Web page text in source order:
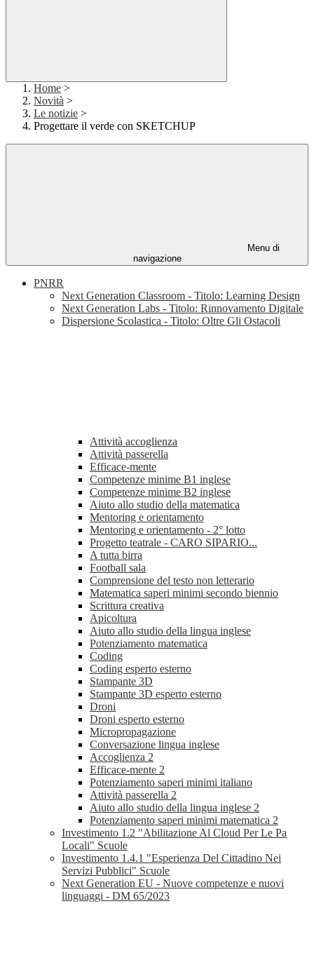
Home >
Novità >
Le notizie >
Progettare il verde con SKETCHUP
Menu di
navigazione
PNRR
Next Generation Classroom - Titolo: Learning Design
Next Generation Labs - Titolo: Rinnovamento Digitale
Dispersione Scolastica - Titolo: Oltre Gli Ostacoli
Attività accoglienza
Attività passerella
Efficace-mente
Competenze minime B1 inglese
Competenze minime B2 inglese
Aiuto allo studio della matematica
Mentoring e orientamento
Mentoring e orientamento - 2° lotto
Progetto teatrale - CARO SIPARIO...
A tutta birra
Football sala
Comprensione del testo non letterario
Matematica saperi minimi secondo biennio
Scrittura creativa
Apicoltura
Aiuto allo studio della lingua inglese
Potenziamento matematica
Coding
Coding esperto esterno
Stampante 3D
Stampante 3D esperto esterno
Droni
Droni esperto esterno
Micropropagazione
Conversazione lingua inglese
Accoglienza 2
Efficace-mente 2
Potenziamento saperi minimi italiano
Attività passerella 2
Aiuto allo studio della lingua inglese 2
Potenziamento saperi minimi matematica 2
Investimento 1.2 "Abilitazione Al Cloud Per Le Pa
Locali" Scuole
Investimento 1.4.1 "Esperienza Del Cittadino Nei
Servizi Pubblici" Scuole
Next Generation EU - Nuove competenze e nuovi
linguaggi - DM 65/2023